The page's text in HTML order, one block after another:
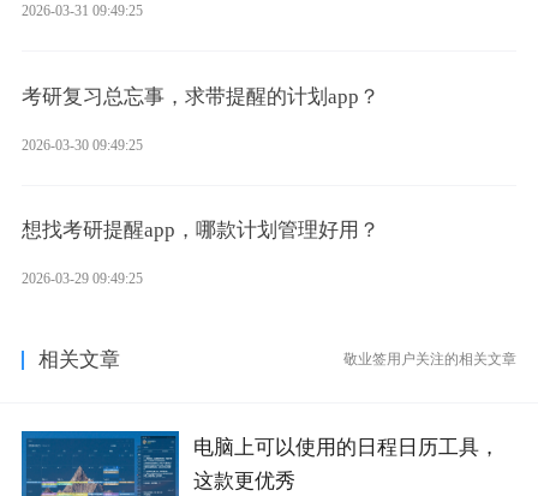
2026-03-31 09:49:25
考研复习总忘事，求带提醒的计划app？
2026-03-30 09:49:25
想找考研提醒app，哪款计划管理好用？
2026-03-29 09:49:25
相关文章 敬业签用户关注的相关文章
电脑上可以使用的日程日历工具，
这款更优秀